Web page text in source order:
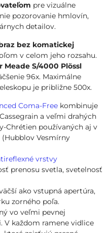
pre vizuálne
pozorovanie hmlovín,
detailov.
bez komatickej
v celom jeho rozsahu.
Meade S/4000 Plössl
96x. Maximálne
je približne 500x.
Coma-Free kombinuje
a veľmi drahých
Chrétien používaných aj v
Vesmírny
vrstvy
prenosu svetla, svetelnosť
ako vstupná apertúra,
zorného poľa.
vo veľmi pevnej
V každom ramene vidlice